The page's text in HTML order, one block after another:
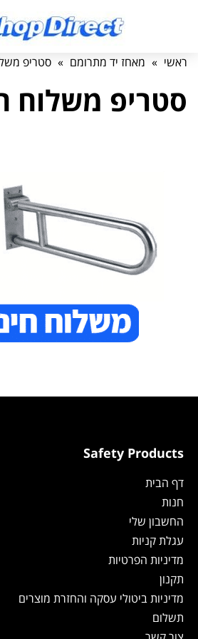
ראשי » מאחז יד מתרומם » סטריפ
סטריפ משלוח
Safety Products
דף הבית
חנות
החשבון שלי
עגלת קניות
מדיניות הפרטיות
תקנון
מדיניות ביטולי עסקה והחזרת מוצרים
תשלום